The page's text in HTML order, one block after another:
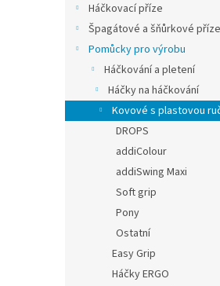
Háčkovací příze
Špagátové a šňůrkové příze
Pomůcky pro výrobu
Háčkování a pletení
Háčky na háčkování
Kovové s plastovou
DROPS
addiColour
addiSwing Maxi
Soft grip
Pony
Ostatní
Easy Grip
Háčky ERGO